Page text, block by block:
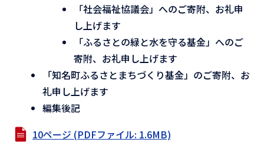
「社会福祉協議会」へのご寄附、お礼申
し上げます
「ふるさとの緑と水を守る基金」へのご
寄附、お礼申し上げます
「知名町ふるさとまちづくり基金」のご寄附、お
礼申し上げます
編集後記
10ページ (PDFファイル: 1.6MB)